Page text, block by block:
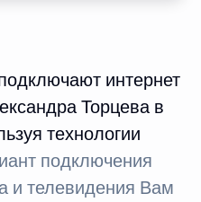
интернет
Торцева в
технологии
подключения
и телевидения Вам